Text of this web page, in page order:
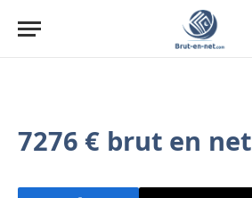
7276 € brut en net